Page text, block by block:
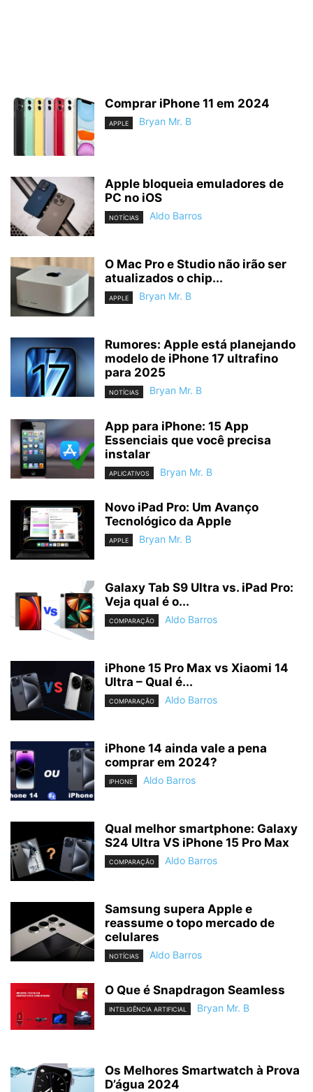
Comprar iPhone 11 em 2024
APPLE Bryan Mr. B
Apple bloqueia emuladores de
PC no iOS
NOTÍCIAS Aldo Barros
O Mac Pro e Studio não irão ser
atualizados o chip...
APPLE Bryan Mr. B
Rumores: Apple está planejando
modelo de iPhone 17 ultrafino
para 2025
NOTÍCIAS Bryan Mr. B
App para iPhone: 15 App
Essenciais que você precisa
instalar
APLICATIVOS Bryan Mr. B
Novo iPad Pro: Um Avanço
Tecnológico da Apple
APPLE Bryan Mr. B
Galaxy Tab S9 Ultra vs. iPad Pro:
Veja qual é o...
COMPARAÇÃO Aldo Barros
iPhone 15 Pro Max vs Xiaomi 14
Ultra – Qual é...
COMPARAÇÃO Aldo Barros
iPhone 14 ainda vale a pena
comprar em 2024?
IPHONE Aldo Barros
Qual melhor smartphone: Galaxy
S24 Ultra VS iPhone 15 Pro Max
COMPARAÇÃO Aldo Barros
Samsung supera Apple e
reassume o topo mercado de
celulares
NOTÍCIAS Aldo Barros
O Que é Snapdragon Seamless
INTELIGÊNCIA ARTIFICIAL Bryan Mr. B
Os Melhores Smartwatch à Prova
D’água 2024